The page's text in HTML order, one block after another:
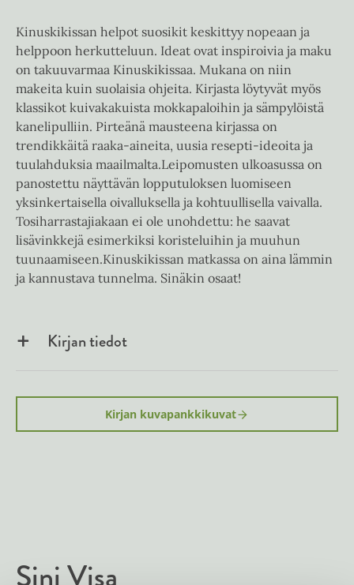
Kinuskikissan helpot suosikit keskittyy nopeaan ja
helppoon herkutteluun. Ideat ovat inspiroivia ja maku
on takuuvarmaa Kinuskikissaa. Mukana on niin
makeita kuin suolaisia ohjeita. Kirjasta löytyvät myös
klassikot kuivakakuista mokkapaloihin ja sämpylöistä
kanelipulliin. Pirteänä mausteena kirjassa on
trendikkäitä raaka-aineita, uusia resepti-ideoita ja
tuulahduksia maailmalta.Leipomusten ulkoasussa on
panostettu näyttävän lopputuloksen luomiseen
yksinkertaisella oivalluksella ja kohtuullisella vaivalla.
Tosiharrastajiakaan ei ole unohdettu: he saavat
lisävinkkejä esimerkiksi koristeluihin ja muuhun
tuunaamiseen.Kinuskikissan matkassa on aina lämmin
ja kannustava tunnelma. Sinäkin osaat!
Kirjan tiedot
Kirjan kuvapankkikuvat